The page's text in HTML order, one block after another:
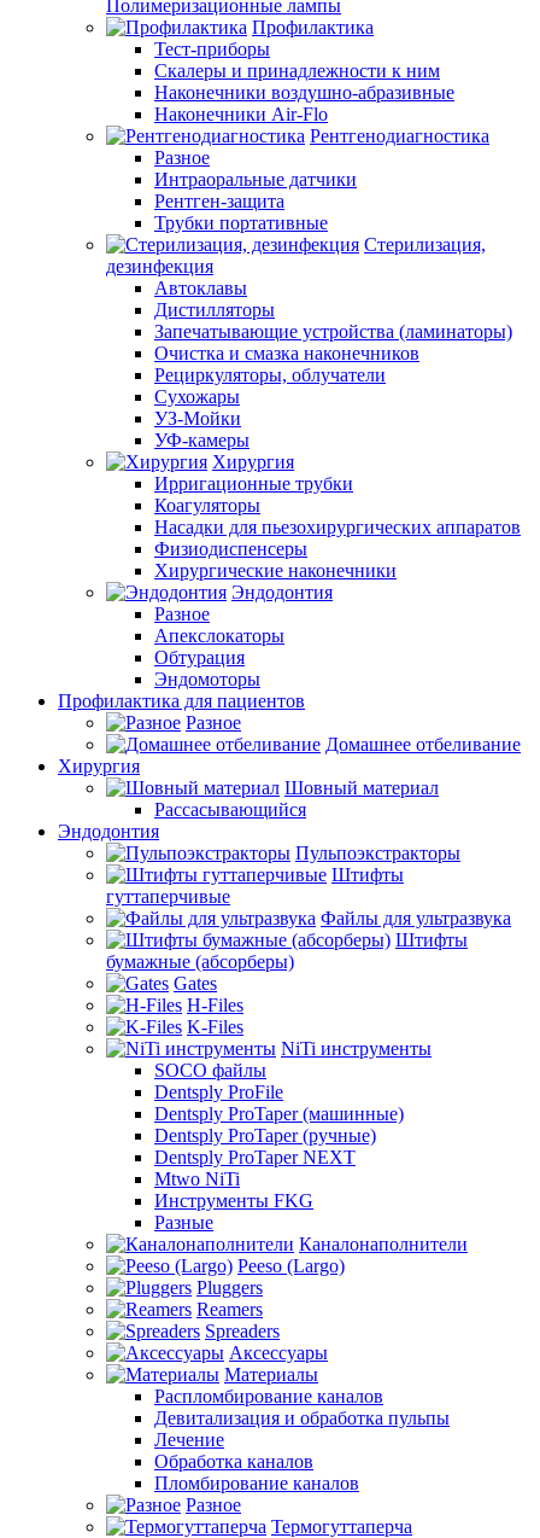
Полимеризационные лампы
Профилактика
Тест-приборы
Скалеры и принадлежности к ним
Наконечники воздушно-абразивные
Наконечники Air-Flo
Рентгенодиагностика
Разное
Интраоральные датчики
Рентген-защита
Трубки портативные
Стерилизация,
дезинфекция
Автоклавы
Дистилляторы
Запечатывающие устройства (ламинаторы)
Очистка и смазка наконечников
Рециркуляторы, облучатели
Сухожары
УЗ-Мойки
УФ-камеры
Хирургия
Ирригационные трубки
Коагуляторы
Насадки для пьезохирургических аппаратов
Физиодиспенсеры
Хирургические наконечники
Эндодонтия
Разное
Апекслокаторы
Обтурация
Эндомоторы
Профилактика для пациентов
Разное
Домашнее отбеливание
Хирургия
Шовный материал
Рассасывающийся
Эндодонтия
Пульпоэкстракторы
Штифты
гуттаперчивые
Файлы для ультразвука
Штифты
бумажные (абсорберы)
Gates
H-Files
K-Files
NiTi инструменты
SOCO файлы
Dentsply ProFile
Dentsply ProTaper (машинные)
Dentsply ProTaper (ручные)
Dentsply ProTaper NEXT
Mtwo NiTi
Инструменты FKG
Разные
Каналонаполнители
Peeso (Largo)
Pluggers
Reamers
Spreaders
Аксессуары
Материалы
Распломбирование каналов
Девитализация и обработка пульпы
Лечение
Обработка каналов
Пломбирование каналов
Разное
Термогуттаперча